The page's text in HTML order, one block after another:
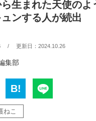
ら生まれた天使の
ュンする人が続出
/ 更新日：2024.10.26
集部
B!
ねこ